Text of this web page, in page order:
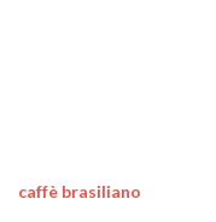
caffè brasiliano